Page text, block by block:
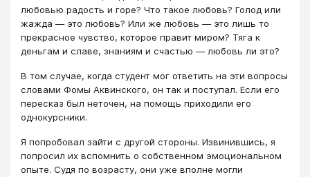
любовью радость и горе? Что такое любовь? Голод или
жажда — это любовь? Или же любовь — это лишь то
прекрасное чувство, которое правит миром? Тяга к
деньгам и славе, знаниям и счастью — любовь ли это?
В том случае, когда студент мог ответить на эти вопросы
словами Фомы Аквинского, он так и поступал. Если его
пересказ был неточен, на помощь приходили его
однокурсники.
Я попробовал зайти с другой стороны. Извинившись, я
попросил их вспомнить о собственном эмоциональном
опыте. Судя по возрасту, они уже вполне могли